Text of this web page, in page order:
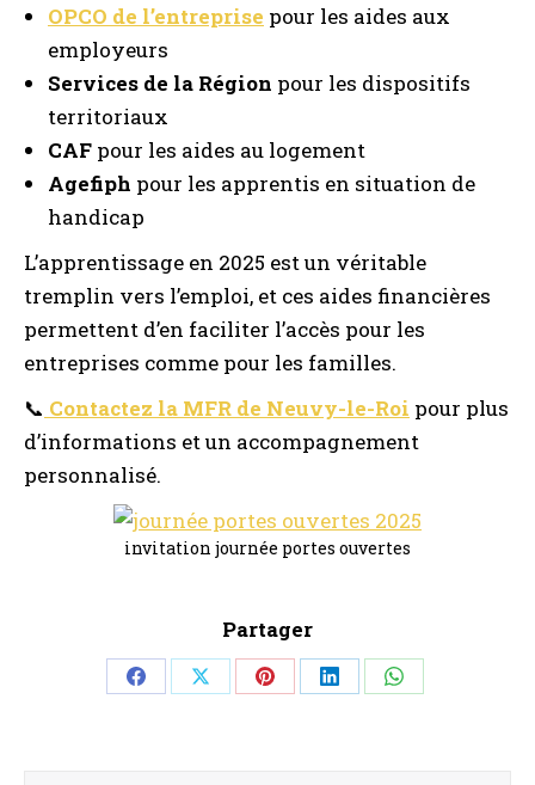
OPCO de l’entreprise pour les aides aux
employeurs
Services de la Région pour les dispositifs
territoriaux
CAF pour les aides au logement
Agefiph pour les apprentis en situation de
handicap
L’apprentissage en 2025 est un véritable
tremplin vers l’emploi, et ces aides financières
permettent d’en faciliter l’accès pour les
entreprises comme pour les familles.
📞 Contactez la MFR de Neuvy-le-Roi pour plus
d’informations et un accompagnement
personnalisé.
invitation journée portes ouvertes
Partager
Share Share Share Share Share